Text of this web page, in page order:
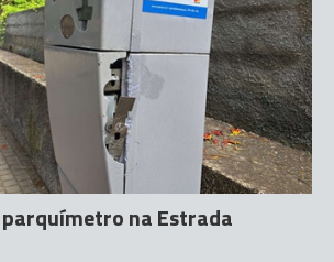
na Estrada